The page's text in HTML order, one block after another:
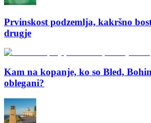
Prvinskost podzemlja, kakršno
drugje
Kam na kopanje, ko so Bled,
oblegani?